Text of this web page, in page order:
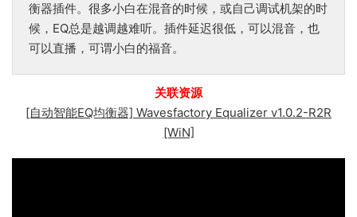
衡器插件。很多小白在混音的时候，或自己调试机架的时
候，EQ总是越调越难听。插件延迟很低，可以混音，也
可以直播，可谓小白的福音。
关联资源
[自动智能EQ均衡器] Wavesfactory Equalizer v1.0.2-R2R
[WiN]